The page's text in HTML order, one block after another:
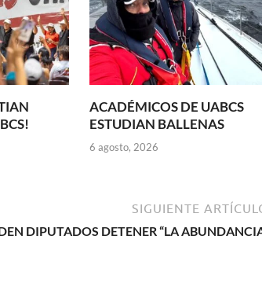
ACADÉMICOS DE UABCS
ESTUDIAN BALLENAS
6 agosto, 2026
SIGUIENTE
DIPUTADOS DETENER “LA